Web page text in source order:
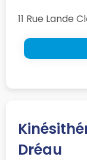
11 Rue Lande
Dréau